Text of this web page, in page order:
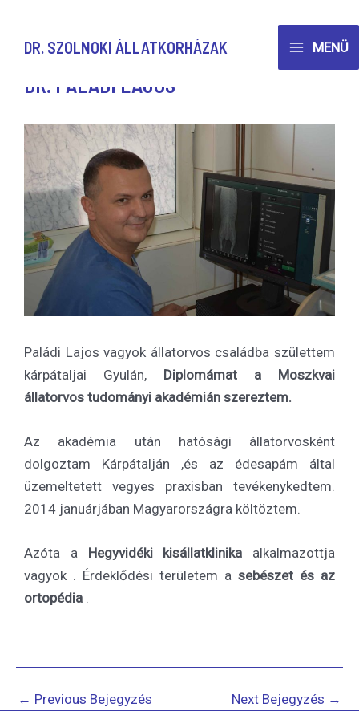
contentDR. SZOLNOKI ÁLLATKORHÁZAK
Main
MENÜ
DR. PALÁDI LAJOS
Paládi Lajos vagyok állatorvos családba születtem
kárpátaljai Gyulán, Diplomámat a Moszkvai
állatorvos tudományi akadémián szereztem.
Az akadémia után hatósági állatorvosként
dolgoztam Kárpátalján ,és az édesapám által
üzemeltetett vegyes praxisban tevékenykedtem.
2014 januárjában Magyarországra költöztem.
Azóta a Hegyvidéki kisállatklinika alkalmazottja
vagyok . Érdeklődési területem a sebészet és az
ortopédia .
Post
← Previous Bejegyzés Next Bejegyzés →